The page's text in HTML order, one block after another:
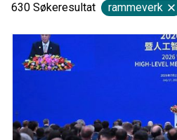
630 Søkeresultat rammeverk